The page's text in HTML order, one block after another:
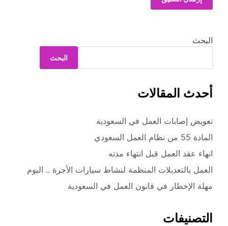
البحث
البحث
أحدث المقالات
تعويض إصابات العمل في السعودية
المادة 55 من نظام العمل السعودي
انهاء عقد العمل قبل انتهاء مدته
العمل بالتعديلات المنظمة لنشاط سيارات الأجرة .. اليوم
مهلة الإخطار في قانون العمل في السعودية
التصنيفات